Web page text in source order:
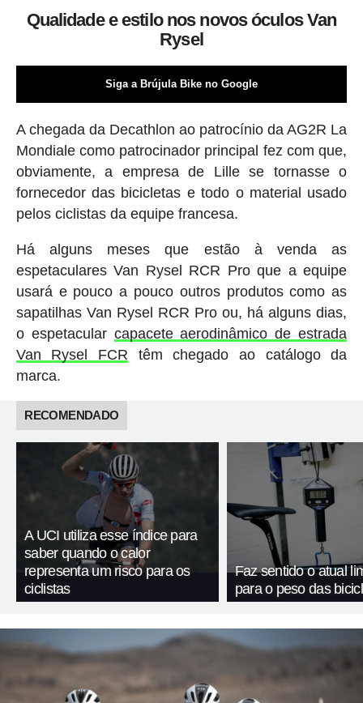
Qualidade e estilo nos novos óculos Van
Rysel
Siga a Brújula Bike no Google
A chegada da Decathlon ao patrocínio da AG2R La
Mondiale como patrocinador principal fez com que,
obviamente, a empresa de Lille se tornasse o
fornecedor das bicicletas e todo o material usado
pelos ciclistas da equipe francesa.
Há alguns meses que estão à venda as
espetaculares Van Rysel RCR Pro que a equipe
usará e pouco a pouco outros produtos como as
sapatilhas Van Rysel RCR Pro ou, há alguns dias,
o espetacular capacete aerodinâmico de estrada
Van Rysel FCR têm chegado ao catálogo da
marca.
RECOMENDADO
A UCI utiliza esse índice para
saber quando o calor
representa um risco para os
ciclistas
Faz sentido o atual
para o peso das